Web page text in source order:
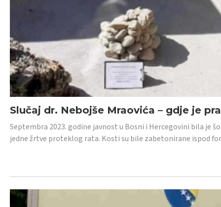
Slučaj dr. Nebojše Mraovića – gdje je
Septembra 2023. godine javnost u Bosni i Hercegovini bila je
jedne žrtve proteklog rata. Kosti su bile zabetonirane ispod